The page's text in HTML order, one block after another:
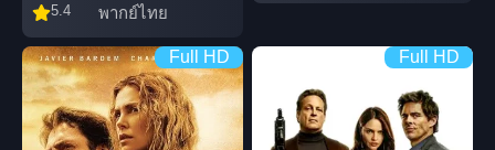
5.4 พากย์ไทย
Full HD Full HD